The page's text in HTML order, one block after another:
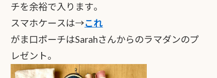
チを余裕で入ります。
スマホケースは→これ
がま口ポーチはSarahさんからのラマダンのプ
レゼント。